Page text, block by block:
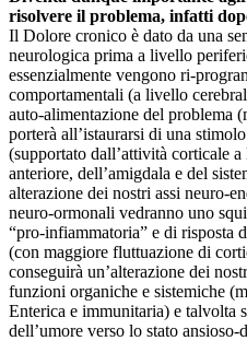
risolvere il problema, infatti
Il Dolore cronico è dato da una
neurologica prima a livello
essenzialmente vengono ri-
comportamentali (a livello
auto-alimentazione del problema
porterà all’istaurarsi di una
(supportato dall’attività corticale
anteriore, dell’amigdala e del
alterazione dei nostri assi neuro-
neuro-ormonali vedranno uno
“pro-infiammatoria” e di risposta
(con maggiore fluttuazione di
conseguirà un’alterazione dei
funzioni organiche e sistemiche
Enterica e immunitaria) e talvolta
dell’umore verso lo stato